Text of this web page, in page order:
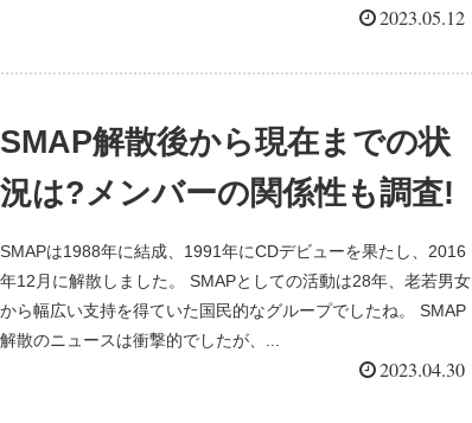
2023.05.12
SMAP解散後から現在までの状
況は?メンバーの関係性も調査!
SMAPは1988年に結成、1991年にCDデビューを果たし、2016
年12月に解散しました。 SMAPとしての活動は28年、老若男女
から幅広い支持を得ていた国民的なグループでしたね。 SMAP
解散のニュースは衝撃的でしたが、...
2023.04.30